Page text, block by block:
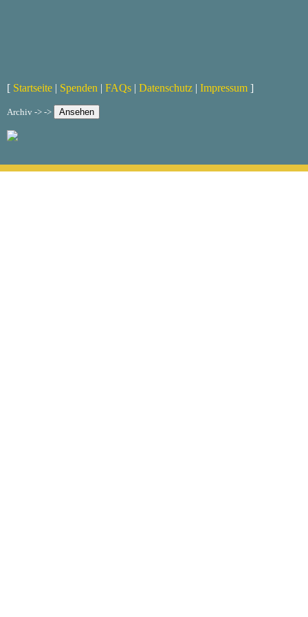
[ Startseite | Spenden | FAQs | Datenschutz | Impressum ]
Archiv -> ->